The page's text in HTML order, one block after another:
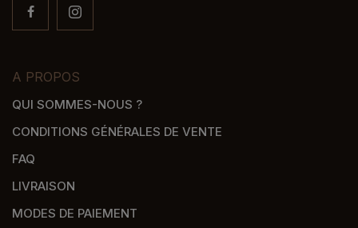
A PROPOS
QUI SOMMES-NOUS ?
CONDITIONS GÉNÉRALES DE VENTE
FAQ
LIVRAISON
MODES DE PAIEMENT